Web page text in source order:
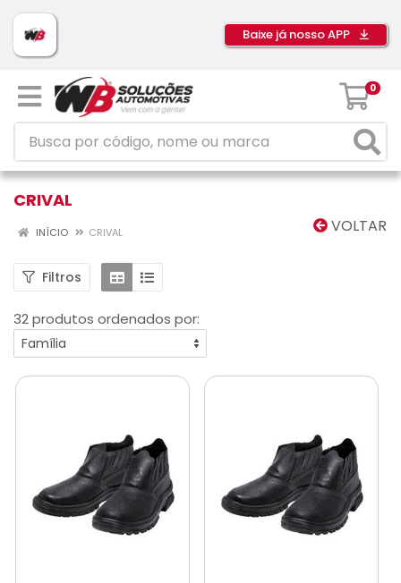
Baixe já nosso APP
0
CRIVAL
VOLTAR
INÍCIO CRIVAL
Filtros
32 produtos ordenados por: